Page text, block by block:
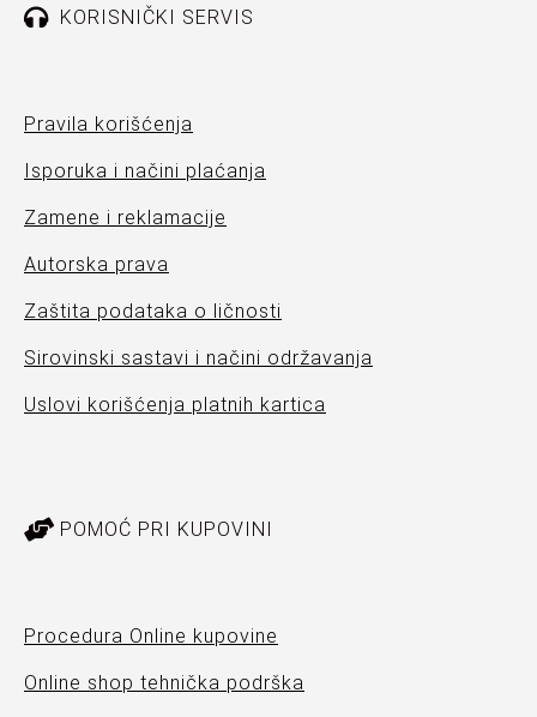
KORISNIČKI SERVIS
Pravila korišćenja
Isporuka i načini plaćanja
Zamene i reklamacije
Autorska prava
Zaštita podataka o ličnosti
Sirovinski sastavi i načini održavanja
Uslovi korišćenja platnih kartica
POMOĆ PRI KUPOVINI
Procedura Online kupovine
Online shop tehnička podrška